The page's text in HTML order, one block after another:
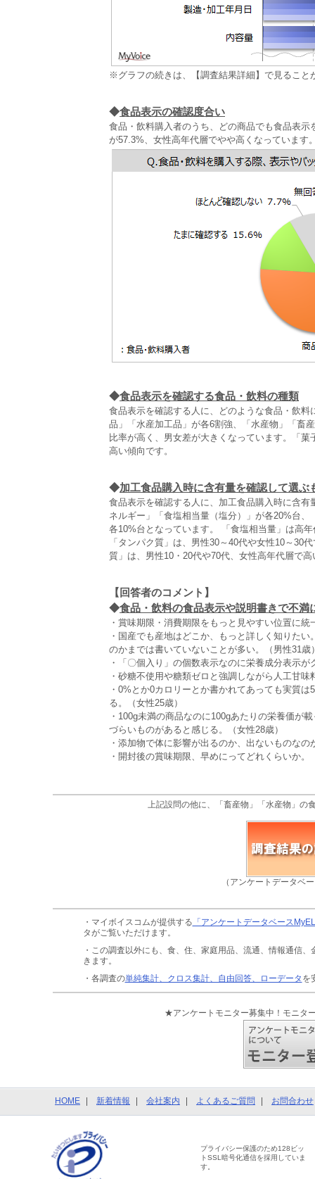
※グラフの続きは、【調査結果詳細】で見ること
◆食品表示の確認度合い
食品・飲料購入者のうち、どの商品でも食品表
が57.3%、女性高年代層でやや高くなっていま
◆食品表示を確認する食品・飲料の種類
食品表示を確認する人に、どのような食品・飲
品」「水産加工品」が各6割強、「水産物」「畜
比率が高く、男女差が大きくなっています。「
高い傾向です。
◆加工食品購入時に含有量を確認して選ぶ
食品表示を確認する人に、加工食品購入時に含
ネルギー」「食塩相当量（塩分）」が各20%台
各10%台となっています。 「食塩相当量」は高
「タンパク質」は、男性30～40代や女性10～30
質」は、男性10・20代や70代、女性高年代層で
【回答者のコメント】
◆食品・飲料の食品表示や説明書きで不満
・賞味期限・消費期限をもっと見やすい位置に
・国産でも産地はどこか、もっと詳しく知りた
のかまでは書いていないことが多い。（男性31歳
・「〇個入り」の個数表示なのに栄養成分表示
・砂糖不使用や糖類ゼロと強調しながら人工甘
・0%とか0カロリーとか書かれてあっても実質
る。（女性25歳）
・100g未満の商品なのに100gあたりの栄養価が
づらいものがあると感じる。（女性28歳）
・添加物で体に影響が出るのか、出ないものな
・開封後の賞味期限、早めにってどれくらいか。
上記設問の他に、「畜産物」「水産物」の
（アンケートデータベ
・マイボイスコムが提供する 「アンケートデータベース
タがご覧いただけます。
・この調査以外にも、食、住、家庭用品、流通、情報通信、
きます。
・各調査の単純集計、クロス集計、自由回答、ローデータ を
★アンケートモニター募集中！モニタ
HOME 新着情報 会社案内 よくあるご質問 お問合わせ
プライバシー保護のため128ビッ
トSSL暗号化通信を採用していま
す。